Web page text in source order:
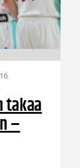
takaa
–